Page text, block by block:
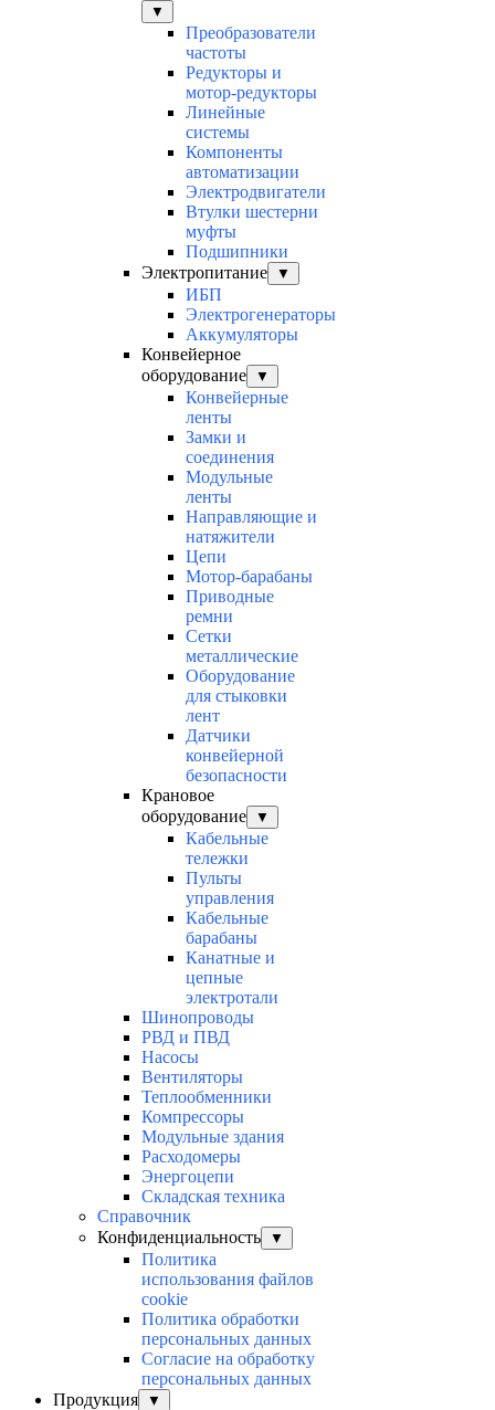
▼
Преобразователи
частоты
Редукторы и
мотор-редукторы
Линейные
системы
Компоненты
автоматизации
Электродвигатели
Втулки шестерни
муфты
Подшипники
Электропитание
▼
ИБП
Электрогенераторы
Аккумуляторы
Конвейерное
оборудование
▼
Конвейерные
ленты
Замки и
соединения
Модульные
ленты
Направляющие и
натяжители
Цепи
Мотор-барабаны
Приводные
ремни
Сетки
металлические
Оборудование
для стыковки
лент
Датчики
конвейерной
безопасности
Крановое
оборудование
▼
Кабельные
тележки
Пульты
управления
Кабельные
барабаны
Канатные и
цепные
электротали
Шинопроводы
РВД и ПВД
Насосы
Вентиляторы
Теплообменники
Компрессоры
Модульные здания
Расходомеры
Энергоцепи
Складская техника
Справочник
Конфиденциальность
▼
Политика
использования файлов
cookie
Политика обработки
персональных данных
Согласие на обработку
персональных данных
Продукция
▼